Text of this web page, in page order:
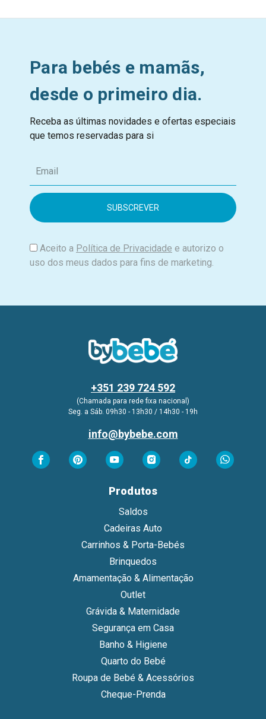
Para bebés e mamãs,
desde o primeiro dia.
Receba as últimas novidades e ofertas especiais
que temos reservadas para si
m
i
Aceito a Política de Privacidade e autorizo o
uso dos meus dados para fins de marketing.
+351 239 724 592
(Chamada para rede fixa nacional)
Seg. a Sáb. 09h30 - 13h30 / 14h30 - 19h
info@bybebe.com
Produtos
Saldos
Cadeiras Auto
Carrinhos & Porta-Bebés
Brinquedos
Amamentação & Alimentação
Outlet
Grávida & Maternidade
Segurança em Casa
Banho & Higiene
Quarto do Bebé
Roupa de Bebé & Acessórios
Cheque-Prenda